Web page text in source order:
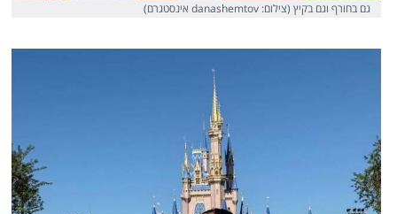
גם בחורף וגם בקיץ (צילום: danashemtov אינסטגרם)